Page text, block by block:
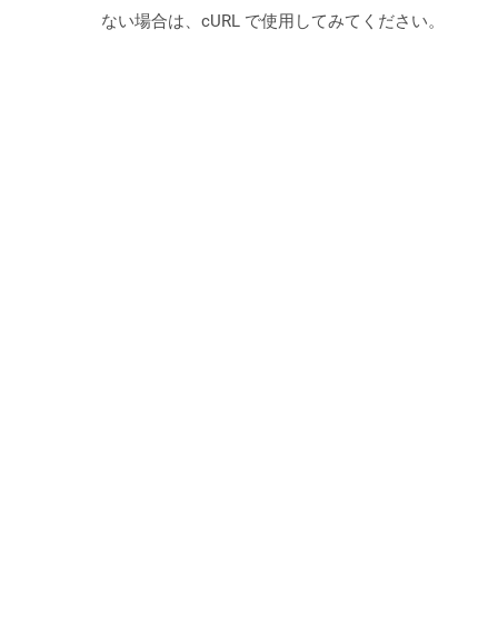
ない場合は、cURL で使用してみてください。